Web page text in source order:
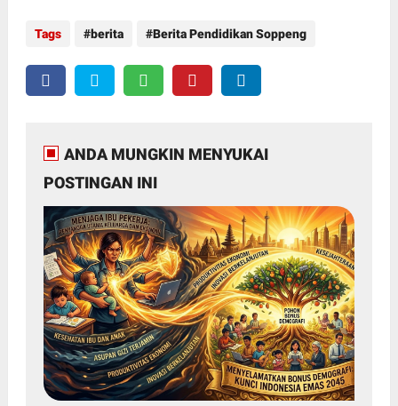
Tags berita Berita Pendidikan Soppeng
ANDA MUNGKIN MENYUKAI
POSTINGAN INI